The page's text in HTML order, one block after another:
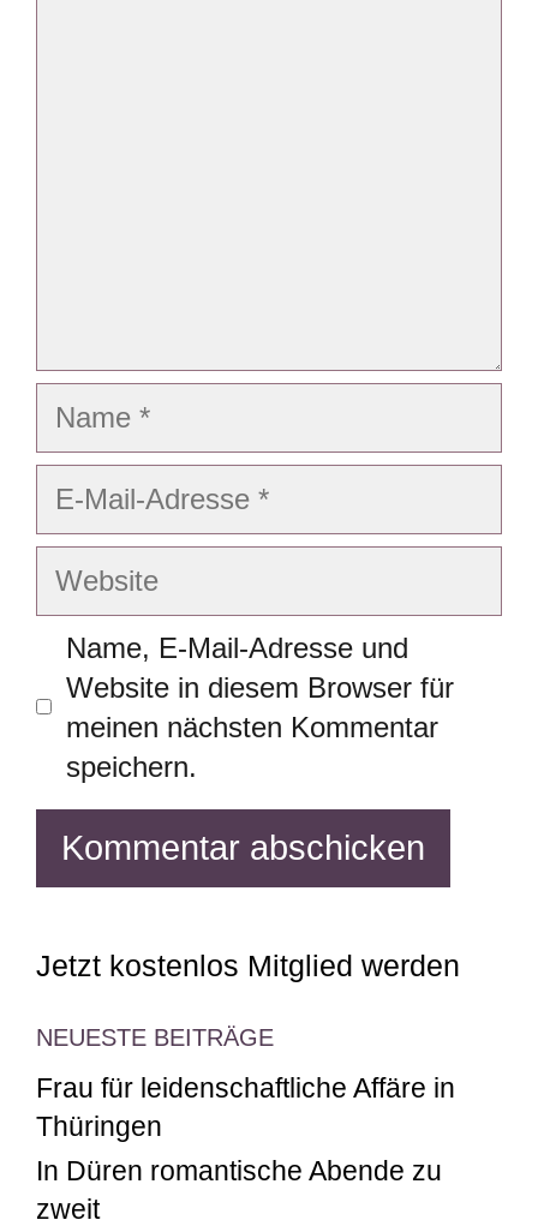
Name
E-
Adresse
Website
Name, E-Mail-Adresse und
Website in diesem Browser für
meinen nächsten Kommentar
speichern.
Jetzt kostenlos Mitglied werden
NEUESTE BEITRÄGE
Frau für leidenschaftliche Affäre in
Thüringen
In Düren romantische Abende zu
zweit